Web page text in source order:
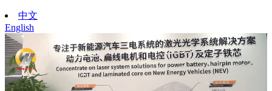
中文
English